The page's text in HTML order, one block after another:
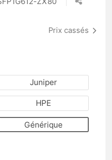
Prix cassés
Juniper
HPE
Générique